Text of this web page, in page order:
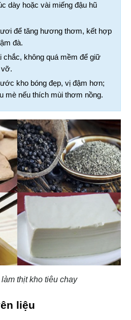
dày hoặc vài miếng đậu hũ
để tăng hương thơm, kết hợp
đà.
chắc, không quá mềm để giữ
vỡ.
kho bóng đẹp, vị đậm hơn;
mè nếu thích mùi thơm nồng.
thịt kho tiêu chay
liệu